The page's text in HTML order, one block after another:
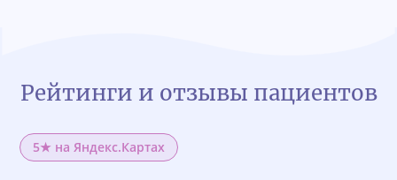
Рейтинги и отзывы пациентов
5★ на Яндекс.Картах